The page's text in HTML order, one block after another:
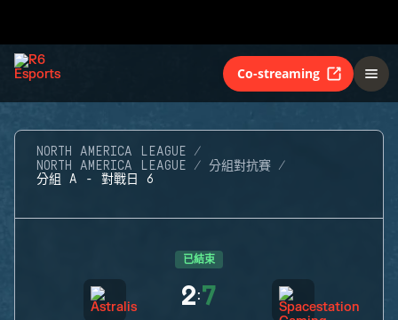
Co-streaming
NORTH AMERICA LEAGUE
NORTH AMERICA LEAGUE
分組對抗賽
分組 A - 對戰日 6
已結束
2:7